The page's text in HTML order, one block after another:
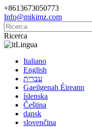
+8613673050773
Info@mikimz.com
Ricerca
Lingua
Italiano
English
עברית
Gaeilgenah Éireann
íslenska
Čeština
dansk
slovenčina